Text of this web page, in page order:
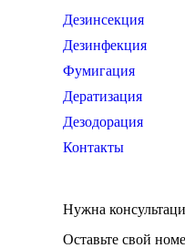
Дезинсекция
Дезинфекция
Фумигация
Дератизация
Дезодорация
Контакты
Нужна
Оставьте свой